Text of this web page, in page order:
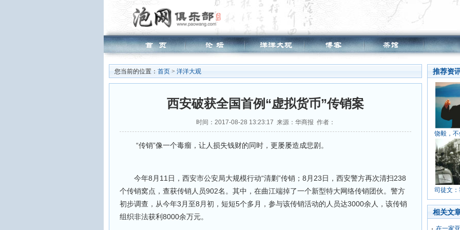
您当前的位置： 首页 > 洋洋大观
西安破获全国首例“虚拟货币”传销案
时间：2017-08-28 13:23:17 来源：华商报 作者：
“传销”像一个毒瘤，让人损失钱财的同时，更屡屡造成悲剧。
今年8月11日，西安市公安局大规模行动“清剿”传销；8月23日，西安警方再次清扫238
个传销窝点，查获传销人员902名。其中，在曲江端掉了一个新型特大网络传销团伙。警方
初步调查，从今年3月至8月初，短短5个多月，参与该传销活动的人员达3000余人，该传销
组织非法获利8000余万元。
推荐资
饶毅，
司徒文
相关文
在一家